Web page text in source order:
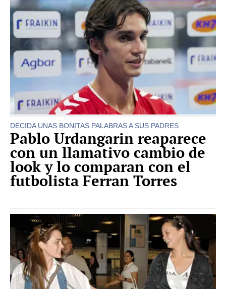
DECIDA UNAS BONITAS PALABRAS A SUS PADRES
Pablo Urdangarin reaparece
con un llamativo cambio de
look y lo comparan con el
futbolista Ferran Torres